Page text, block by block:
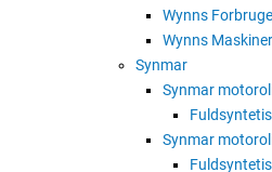
Wynns
Wynns Maskiner
Synmar
Synmar
Synmar
Black 12V 130 AH